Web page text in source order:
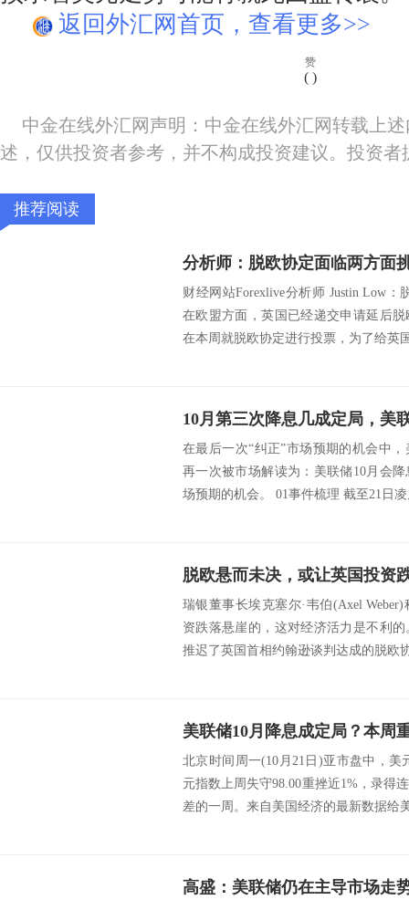
返回外汇网首页，查看更多>>
赞
( )
中金在线外汇网声明：中金在线外汇网转载上
述，仅供投资者参考，并不构成投资建议。投资
推荐阅读
分析师：脱欧协定面临两方面
财经网站Forexlive分析师 Justin Low
在欧盟方面，英国已经递交申请延后
在本周就脱欧协定进行投票，为了给英
在最后一次“纠正”市场预期的机会中
再一次被市场解读为：美联储10月会
场预期的机会。 01事件梳理 截至21日
脱欧悬而未决，或让英国投资
瑞银董事长埃克塞尔·韦伯(Axel
资跌落悬崖的，这对经济活力是不利
推迟了英国首相约翰逊谈判达成的脱欧
北京时间周一(10月21日)亚市盘中，美
元指数上周失守98.00重挫近1%，录得
差的一周。来自美国经济的最新数据给